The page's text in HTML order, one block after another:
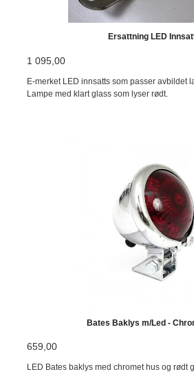
Ersattning LED
1 095,00
E-merket LED innsatts som passer avbildet
Lampe med klart glass som lyser rødt.
Bates Baklys m/Led -
659,00
LED Bates baklys med chromet hus og rødt